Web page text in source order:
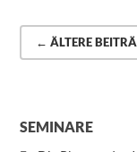
← ÄLTERE
SEMINARE